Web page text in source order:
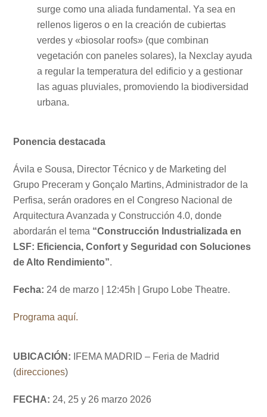
surge como una aliada fundamental. Ya sea en
rellenos ligeros o en la creación de cubiertas
verdes y «biosolar roofs» (que combinan
vegetación con paneles solares), la Nexclay ayuda
a regular la temperatura del edificio y a gestionar
las aguas pluviales, promoviendo la biodiversidad
urbana.
Ponencia destacada
Ávila e Sousa, Director Técnico y de Marketing del
Grupo Preceram y Gonçalo Martins, Administrador de la
Perfisa, serán oradores en el Congreso Nacional de
Arquitectura Avanzada y Construcción 4.0, donde
abordarán el tema “Construcción Industrializada en
LSF: Eficiencia, Confort y Seguridad con Soluciones
de Alto Rendimiento”.
Fecha: 24 de marzo | 12:45h | Grupo Lobe Theatre.
Programa aquí.
UBICACIÓN:
IFEMA MADRID – Feria de Madrid
(direcciones)
FECHA: 24, 25 y 26 marzo 2026